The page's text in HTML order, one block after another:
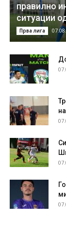
правилно
ситуации
Прва лига